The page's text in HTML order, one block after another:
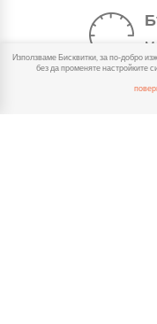
веднага или
Използваме Бисквитки, за по-добро
без да променяте настройките